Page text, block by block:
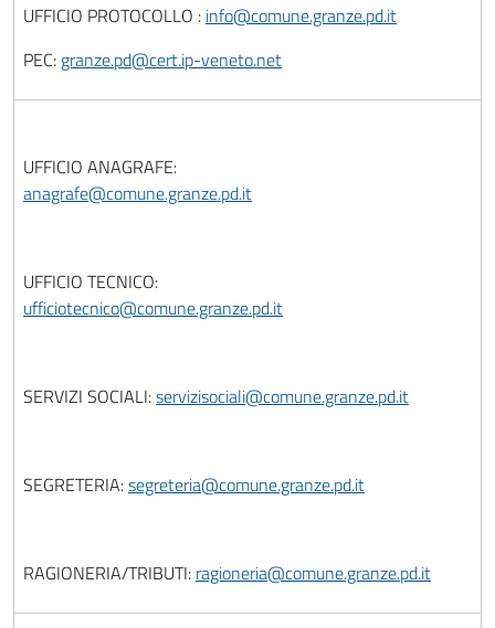
UFFICIO PROTOCOLLO : info@comune.granze.pd.it
PEC: granze.pd@cert.ip-veneto.net
UFFICIO ANAGRAFE:
anagrafe@comune.granze.pd.it
UFFICIO TECNICO:
ufficiotecnico@comune.granze.pd.it
SERVIZI SOCIALI:servizisociali@comune.granze.pd.it
SEGRETERIA:segreteria@comune.granze.pd.it
RAGIONERIA/TRIBUTI: ragioneria@comune.granze.pd.it